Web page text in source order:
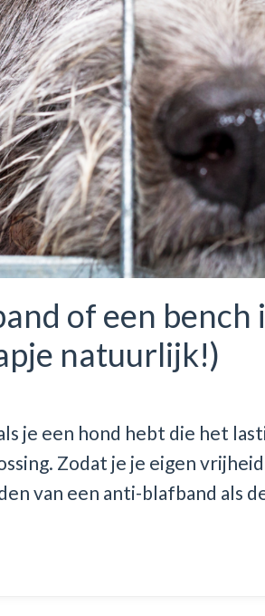
of een bench
natuurlijk!)
je een hond hebt die het
Zodat je je eigen
van een anti-blafband als